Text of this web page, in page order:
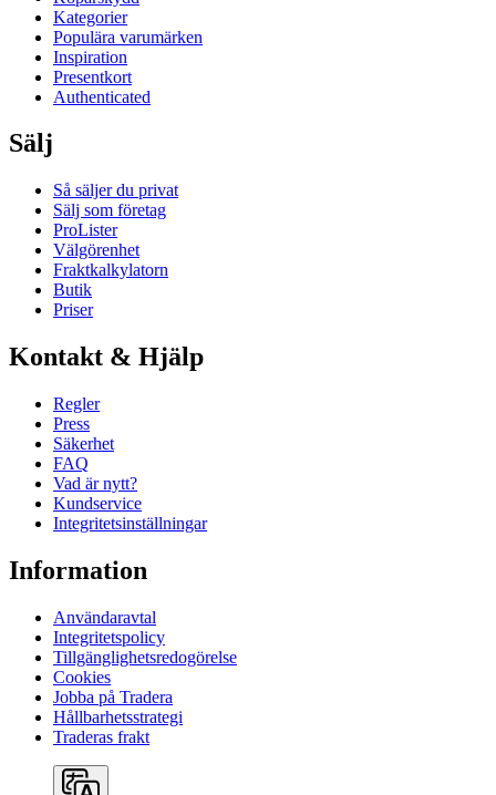
Kategorier
Populära varumärken
Inspiration
Presentkort
Authenticated
Sälj
Så säljer du privat
Sälj som företag
ProLister
Välgörenhet
Fraktkalkylatorn
Butik
Priser
Kontakt & Hjälp
Regler
Press
Säkerhet
FAQ
Vad är nytt?
Kundservice
Integritetsinställningar
Information
Användaravtal
Integritetspolicy
Tillgänglighetsredogörelse
Cookies
Jobba på Tradera
Hållbarhetsstrategi
Traderas frakt